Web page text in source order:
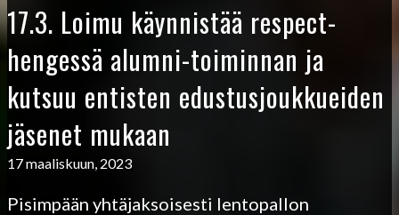
17.3. Loimu käynnistää respect-
hengessä alumni-toiminnan ja
kutsuu entisten edustusjoukkueiden
jäsenet mukaan
17 maaliskuun, 2023
Pisimpään yhtäjaksoisesti lentopallon